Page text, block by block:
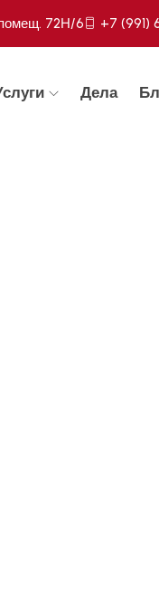
помещ. 72Н/6 +7 (991)
Дела